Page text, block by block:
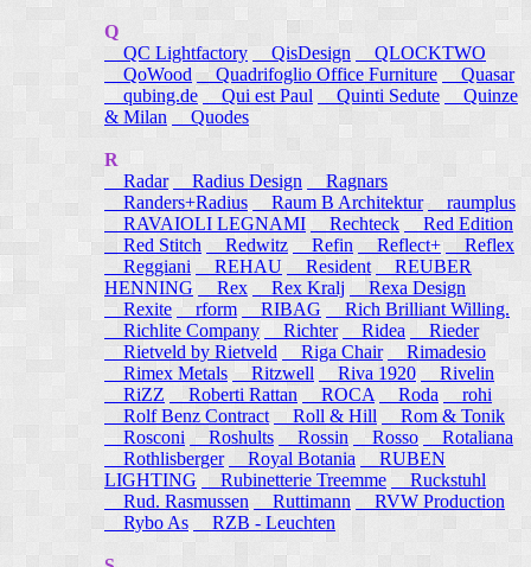
Q
QC Lightfactory
QisDesign
QLOCKTWO
QoWood Quadrifoglio Office Furniture
Quasar
qubing.de
Qui est Paul Quinti Sedute
Quinze
& Milan
Quodes
R
Radar
Radius Design
Ragnars
Randers+Radius
Raum B Architektur raumplus
RAVAIOLI LEGNAMI
Rechteck
Red Edition
Red Stitch
Redwitz Refin Reflect+
Reflex
Reggiani
REHAU Resident
REUBER
HENNING
Rex Rex Kralj
Rexa Design
Rexite
rform RIBAG
Rich Brilliant Willing.
Richlite Company
Richter Ridea
Rieder
Rietveld by Rietveld
Riga Chair
Rimadesio
Rimex Metals
Ritzwell Riva 1920
Rivelin
RiZZ
Roberti Rattan ROCA Roda
rohi
Rolf Benz Contract
Roll & Hill
Rom & Tonik
Rosconi Roshults Rossin Rosso
Rotaliana
Rothlisberger
Royal Botania
RUBEN
LIGHTING
Rubinetterie Treemme
Ruckstuhl
Rud. Rasmussen
Ruttimann
RVW Production
Rybo As
RZB - Leuchten